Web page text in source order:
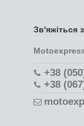
Зв'яжіться
+38
+38